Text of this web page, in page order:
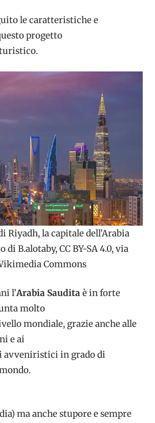
le caratteristiche e
progetto
Riyadh, la capitale dell’Arabia
di B.alotaby, CC BY-SA 4.0, via
Commons
l’Arabia Sauditaè in forte
molto
mondiale, grazie anche alle
e ai
avveniristici in grado di
ma anche stupore e sempre